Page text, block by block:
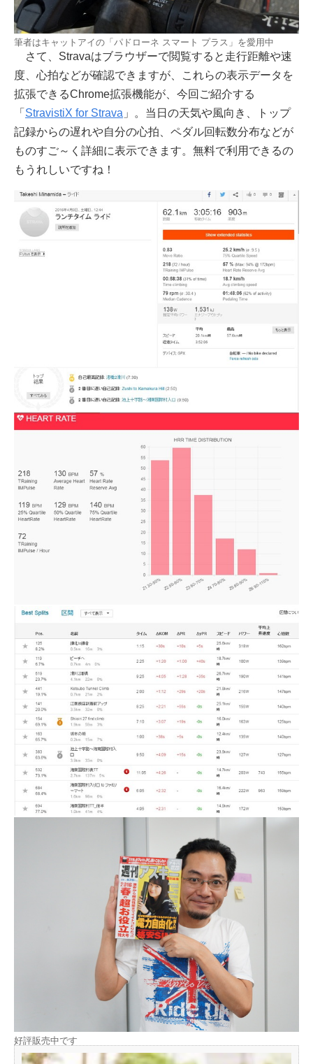
筆者はキャットアイの「パドローネ スマート プラス」を愛用中
さて、Stravaはブラウザーで閲覧すると走行距離や速
度、心拍などが確認できますが、これらの表示データを
拡張できるChrome拡張機能が、今回ご紹介する
「 StravistiX for Strava 」。当日の天気や風向き、トップ
記録からの遅れや自分の心拍、ペダル回転数分布などが
ものすご～く詳細に表示できます。無料で利用できるの
もうれしいですね！
好評販売中です